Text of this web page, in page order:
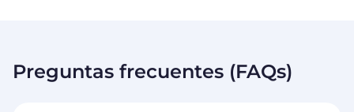
Preguntas frecuentes (FAQs)